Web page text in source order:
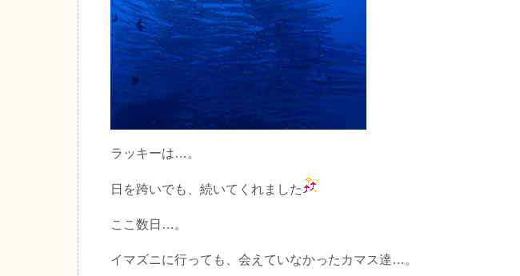
ラッキーは…。
日を跨いでも、続いてくれました
ここ数日…。
イマズニに行っても、会えていなかったカマス達…。